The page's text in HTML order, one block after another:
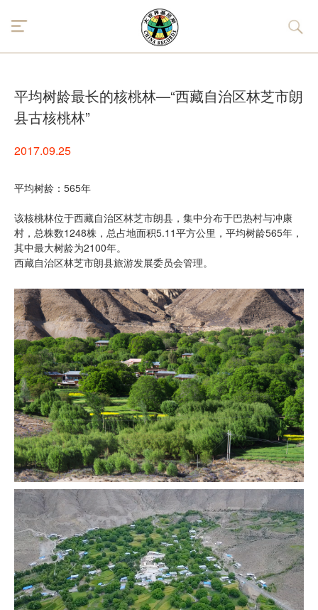
平均树龄最长的核桃林—“西藏自治区林芝市朗
县古核桃林”
2017.09.25
平均树龄：565年
该核桃林位于西藏自治区林芝市朗县，集中分布于巴热村与冲康
村，总株数1248株，总占地面积5.11平方公里，平均树龄565年，
其中最大树龄为2100年。
西藏自治区林芝市朗县旅游发展委员会管理。